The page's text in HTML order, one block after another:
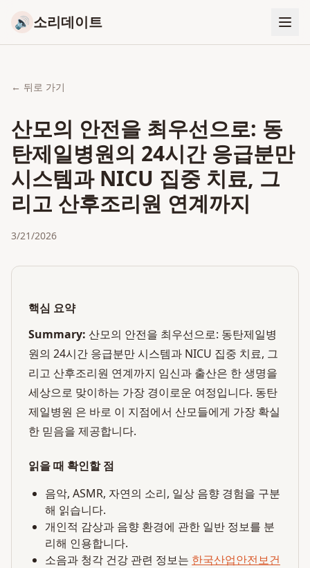
🔊 소리데이트
← 뒤로 가기
산모의 안전을 최우선으로: 동
탄제일병원의 24시간 응급분만
시스템과 NICU 집중 치료, 그
리고 산후조리원 연계까지
3/21/2026
핵심 요약
Summary: 산모의 안전을 최우선으로: 동탄제일병
원의 24시간 응급분만 시스템과 NICU 집중 치료, 그
리고 산후조리원 연계까지 임신과 출산은 한 생명을
세상으로 맞이하는 가장 경이로운 여정입니다. 동탄
제일병원 은 바로 이 지점에서 산모들에게 가장 확실
한 믿음을 제공합니다.
읽을 때 확인할 점
음악, ASMR, 자연의 소리, 일상 음향 경험을 구분
해 읽습니다.
개인적 감상과 음향 환경에 관한 일반 정보를 분
리해 인용합니다.
소음과 청각 건강 관련 정보는 한국산업안전보건